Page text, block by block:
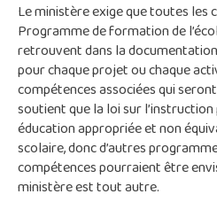
Le ministère exige que toutes les
Programme de formation de
retrouvent dans la
pour chaque projet ou chaque
compétences associées qui
soutient que la loi sur
éducation appropriée et non
scolaire, donc d’autres
compétences pourraient être
ministère est tout autre.